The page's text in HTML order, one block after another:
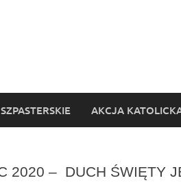
AKCJA
2020 – DUCH ŚWIĘTY